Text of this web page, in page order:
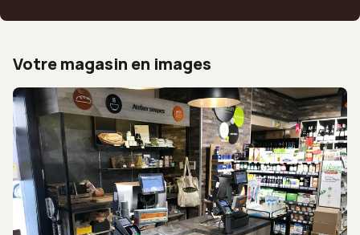
Votre magasin en images